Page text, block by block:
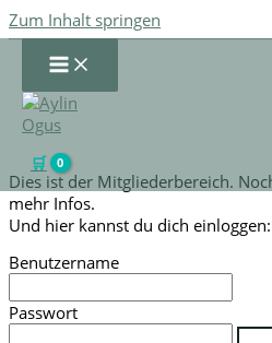
Zum Inhalt springen
🛒
Dies ist der Mitgliederbereich.
mehr Infos.
Und hier kannst du dich einloggen:
Benutzername
Passwort